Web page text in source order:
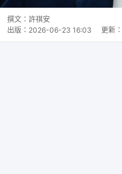
撰文： 許祺安
出版： 2026-06-23 16:03 更新：